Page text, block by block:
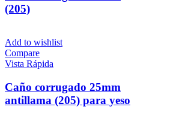
(205)
Add to wishlist
Compare
Vista Rápida
Caño corrugado 25mm
antillama (205) para yeso